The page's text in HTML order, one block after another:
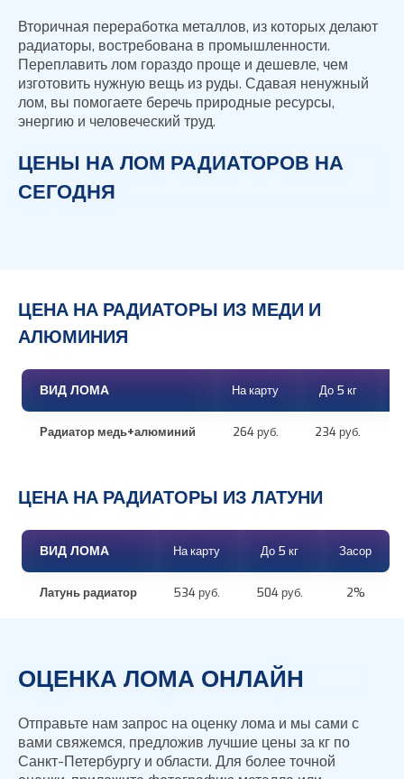
Вторичная переработка металлов, из которых делают
радиаторы, востребована в промышленности.
Переплавить лом гораздо проще и дешевле, чем
изготовить нужную вещь из руды. Сдавая ненужный
лом, вы помогаете беречь природные ресурсы,
энергию и человеческий труд.
ЦЕНЫ НА ЛОМ РАДИАТОРОВ НА
СЕГОДНЯ
ЦЕНА НА РАДИАТОРЫ ИЗ МЕДИ И
АЛЮМИНИЯ
ВИД ЛОМА На карту До 5 кг
Радиатор медь+алюминий 264 руб. 234 руб.
ЦЕНА НА РАДИАТОРЫ ИЗ ЛАТУНИ
ВИД ЛОМА На карту До 5 кг Засор
Латунь радиатор 534 руб. 504 руб. 2%
ОЦЕНКА ЛОМА ОНЛАЙН
Отправьте нам запрос на оценку лома и мы сами с
вами свяжемся, предложив лучшие цены за кг по
Санкт-Петербургу и области. Для более точной